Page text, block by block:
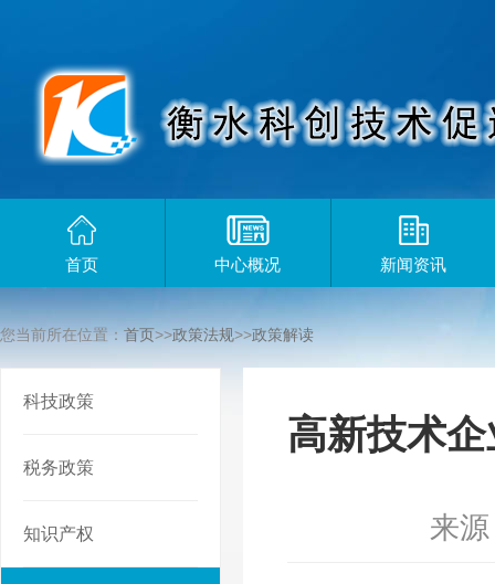
首页 中心概况 新闻资讯
您当前所在位置： 首页>>政策法规>>政策解读
科技政策
税务政策
知识产权
高新技术
来